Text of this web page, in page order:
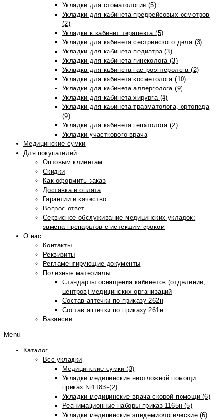
Укладки для стоматологии (5)
Укладки для кабинета предрейсовых осмотров
(2)
Укладки в кабинет терапевта (5)
Укладки для кабинета сестринского дела (3)
Укладки для кабинета педиатра (3)
Укладки для кабинета гинеколога (3)
Укладка для кабинета гастроэнтеролога (2)
Укладки для кабинета косметолога (10)
Укладки для кабинета аллерголога (9)
Укладки для кабинета хирурга (4)
Укладки для кабинета травматолога, ортопеда
(9)
Укладки для кабинета гепатолога (2)
Укладки участкового врача
Медицинские сумки
Для покупателей
Оптовым клиентам
Скидки
Как оформить заказ
Доставка и оплата
Гарантии и качество
Вопрос-ответ
Сервисное обслуживание медицинских укладок:
замена препаратов с истекшим сроком
О нас
Контакты
Реквизиты
Регламентирующие документы
Полезные материалы
Стандарты оснащения кабинетов (отделений,
центров) медицинских организаций
Состав аптечки по приказу 262н
Состав аптечки по приказу 261н
Вакансии
Menu
Каталог
Все укладки
Медицинские сумки (3)
Укладки медицинские неотложной помощи
приказ №1183н(2)
Укладки медицинские врача скорой помощи (6)
Реанимационные наборы приказ 1165н (5)
Укладки медицинские эпидемиологические (6)